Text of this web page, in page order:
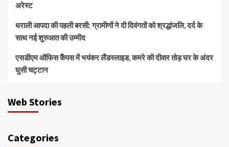
अरेस्ट
धराली आपदा की पहली बरसी: ग्रामीणों ने दी दिवंगतों को श्रद्धांजलि, दर्द के
साथ नई शुरुआत की उम्मीद
एसडीएम ऑफिस कैंपस में भयंकर लैंडस्लाइड, कमरे की दीवार तोड़ घर के अंदर
घुसी चट्टान
Web Stories
Categories